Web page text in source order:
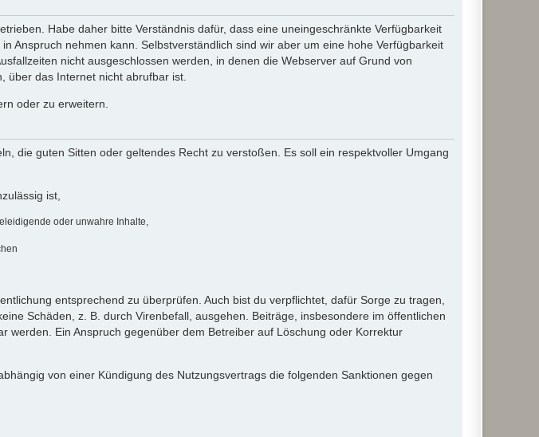
Habe daher bitte Verständnis dafür, dass eine uneingeschränkte Verfügbarkeit
Anspruch nehmen kann. Selbstverständlich sind wir aber um eine hohe Verfügbarkeit
nicht ausgeschlossen werden, in denen die Webserver auf Grund von
über das Internet nicht abrufbar ist.
oder zu erweitern.
die guten Sitten oder geltendes Recht zu verstoßen. Es soll ein respektvoller Umgang
ist,
oder unwahre Inhalte,
entsprechend zu überprüfen. Auch bist du verpflichtet, dafür Sorge zu tragen,
Schäden, z. B. durch Virenbefall, ausgehen. Beiträge, insbesondere im öffentlichen
Ein Anspruch gegenüber dem Betreiber auf Löschung oder Korrektur
von einer Kündigung des Nutzungsvertrags die folgenden Sanktionen gegen